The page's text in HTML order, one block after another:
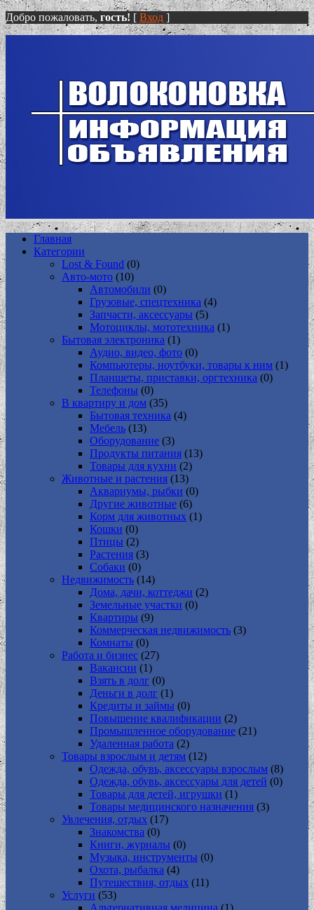
Добро пожаловать, гость! [ Вход ]
Главная
Категории
Lost & Found (0)
Авто-мото (10)
Автомобили (0)
Грузовые, спецтехника (4)
Запчасти, аксессуары (5)
Мотоциклы, мототехника (1)
Бытовая электроника (1)
Аудио, видео, фото (0)
Компьютеры, ноутбуки, товары к ним (1)
Планшеты, приставки, оргтехника (0)
Телефоны (0)
В квартиру и дом (35)
Бытовая техника (4)
Мебель (13)
Оборудование (3)
Продукты питания (13)
Товары для кухни (2)
Животные и растения (13)
Аквариумы, рыбки (0)
Другие животные (6)
Корм для животных (1)
Кошки (0)
Птицы (2)
Растения (3)
Собаки (0)
Недвижимость (14)
Дома, дачи, коттеджи (2)
Земельные участки (0)
Квартиры (9)
Коммерческая недвижимость (3)
Комнаты (0)
Работа и бизнес (27)
Вакансии (1)
Взять в долг (0)
Деньги в долг (1)
Кредиты и займы (0)
Повышение квалификации (2)
Промышленное оборудование (21)
Удаленная работа (2)
Товары взрослым и детям (12)
Одежда, обувь, аксессуары взрослым (8)
Одежда, обувь, аксессуары для детей (0)
Товары для детей, игрушки (1)
Товары медицинского назначения (3)
Увлечения, отдых (17)
Знакомства (0)
Книги, журналы (0)
Музыка, инструменты (0)
Охота, рыбалка (4)
Путешествия, отдых (11)
Услуги (53)
Альтернативная медицина (1)